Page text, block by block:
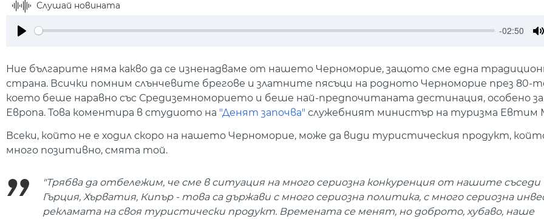
Слушай новината
-02:50
Ние българите няма какво да се изненадваме от нашето Черноморие, защото сме една
страна. Всички помним слънчевите брегове и златните пясъци на родното Черноморие през 80-
което беше наравно със Средиземноморието и беше най-предпочитаната дестинация, особено
Европа. Това коментира в студиото на "Денят започва" служебният министър на туризма Евтим
Всеки, който не е ходил скоро на нашето Черноморие, може да види туристическия продукт,
много позитивно, смята той.
"Трябва да отбележим, че сме в ситуация на много сериозна конкуренция от нашите съседи
Гърция, Хърватия, Кипър - това са държави с много сериозна политика, с много сериозна
рекламата на своя туристически продукт. Времената се менят, но доброто, хубаво, наше